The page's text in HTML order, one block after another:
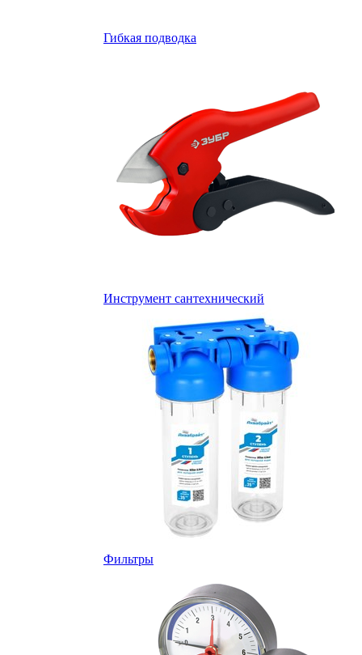
Гибкая подводка
Инструмент сантехнический
Фильтры